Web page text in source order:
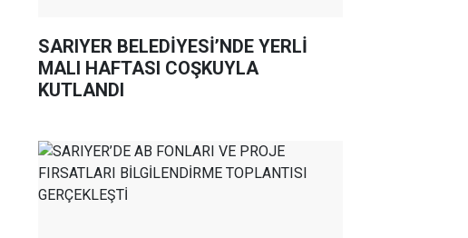
SARIYER BELEDİYESİ’NDE YERLİ
MALI HAFTASI COŞKUYLA
KUTLANDI